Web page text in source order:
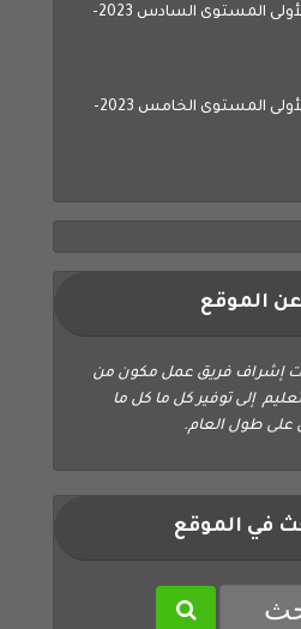
جميع فروض المرحلة الأولى المستوى السادس 2023-
جميع فروض المرحلة الأولى المستوى الخامس 2023-
عن الموقع
إشراف فريق عمل مكون من
إلى توفير كل ما كل ما
على طول العام.
في الموقع